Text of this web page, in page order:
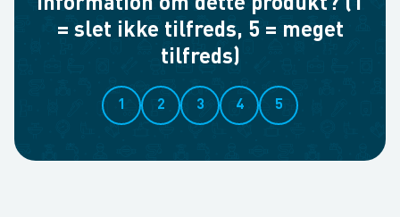
information om dette produkt? (1
= slet ikke tilfreds, 5 = meget
tilfreds)
1 2 3 4 5